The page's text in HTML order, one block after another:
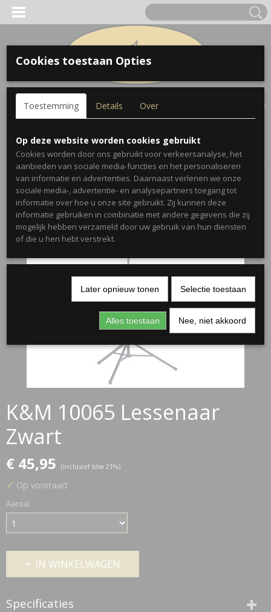
Inloggen Registreren
(0)
Home >Accessoires>Lessenaars>K&M 10065 Lessenaar
Zwart
K&M 10065 Lessenaar
Zwart
€ 45,95 (inclusief btw 21%)
✓ Op voorraad
Aantal
IN WINKELWAGEN
Specificaties
Cookies toestaan Opties
Toestemming Details Over
Op deze website worden cookies gebruikt
Cookies worden door ons gebruikt voor verkeersanalyse, het
aanbieden van sociale media-functies en het personaliseren
van informatie en advertenties. Daarnaast verlenen we onze
sociale media-, advertentie- en analysepartners toegang tot
informatie over hoe u onze site gebruikt. Zij kunnen deze
informatie gebruiken in combinatie met andere gegevens die zij
mogelijk hebben verzameld door uw gebruik van hun diensten
of die u hen hebt verstrekt.
Later opnieuw tonen Selectie toestaan
Alles toestaan Nee, niet akkoord